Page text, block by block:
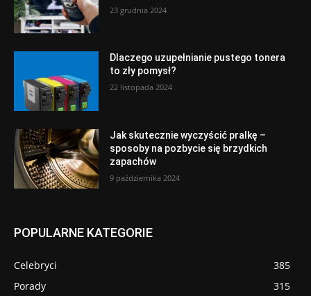
23 grudnia 2024
Dlaczego uzupełnianie pustego tonera
to zły pomysł?
22 listopada 2024
Jak skutecznie wyczyścić pralkę –
sposoby na pozbycie się brzydkich
zapachów
9 października 2024
POPULARNE KATEGORIE
Celebryci
385
Porady
315